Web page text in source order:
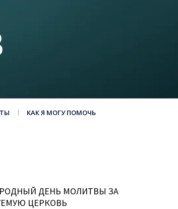
КАК Я МОГУ ПОМОЧЬ
ДЕНЬ МОЛИТВЫ ЗА
ЦЕРКОВЬ